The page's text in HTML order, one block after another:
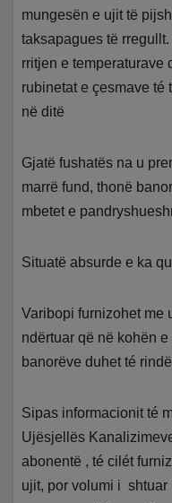
mungesën e ujit të
taksapagues të
rritjen e temperaturave
rubinetat e çesmave té
në ditë
Gjatë fushatës na u
marrë fund, thonë
mbetet e
Situatë absurde e ka
Varibopi furnizohet me
ndërtuar që në kohën
banorëve duhet té
Sipas informacionit té
Ujësjellës
abonentë , té cilét
ujit, por volumi i shtuar